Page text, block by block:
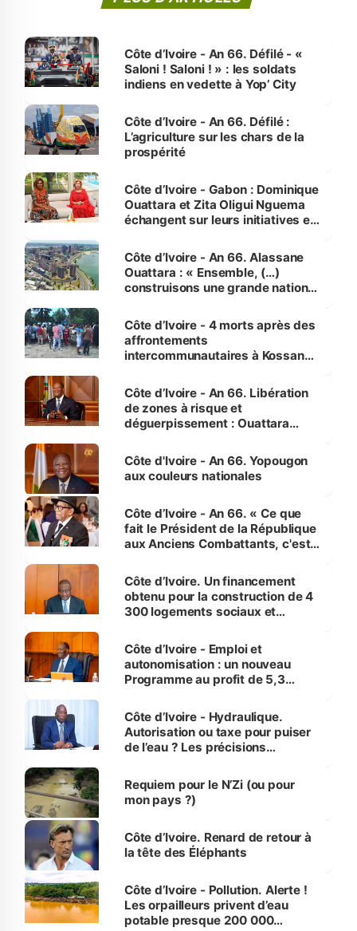
Côte d’Ivoire - An 66. Défilé - «
Saloni ! Saloni ! » : les soldats
indiens en vedette à Yop’ City
Côte d’Ivoire - An 66. Défilé :
L’agriculture sur les chars de la
prospérité
Côte d’Ivoire - Gabon : Dominique
Ouattara et Zita Oligui Nguema
échangent sur leurs initiatives en
enfants
Côte d’Ivoire - An 66. Alassane
Ouattara : « Ensemble, (…)
construisons une grande nation
générations futures »
Côte d’Ivoire - 4 morts après des
affrontements
intercommunautaires à Kossandji
milieu des sinistrés
Côte d’Ivoire - An 66. Libération
de zones à risque et
déguerpissement : Ouattara
l'Etat de droit pour préserver les
vies humaines »
Côte d'Ivoire - An 66. Yopougon
aux couleurs nationales
Côte d’Ivoire - An 66. « Ce que
fait le Président de la République
aux Anciens Combattants, c'est
Côte d’Ivoire. Un financement
obtenu pour la construction de 4
300 logements sociaux et
et Yamoussoukro
Côte d’Ivoire - Emploi et
autonomisation : un nouveau
Programme au profit de 5,3
Côte d’Ivoire - Hydraulique.
Autorisation ou taxe pour puiser
de l’eau ? Les précisions
Requiem pour le N’Zi (ou pour
mon pays ?)
Côte d’Ivoire. Renard de retour à
la tête des Éléphants
Côte d’Ivoire - Pollution. Alerte !
Les orpailleurs privent d’eau
potable presque 200 000